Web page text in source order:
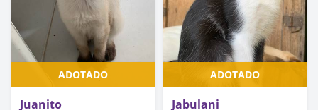
ADOTADO
Juanito
ADOTADO
Jabulani